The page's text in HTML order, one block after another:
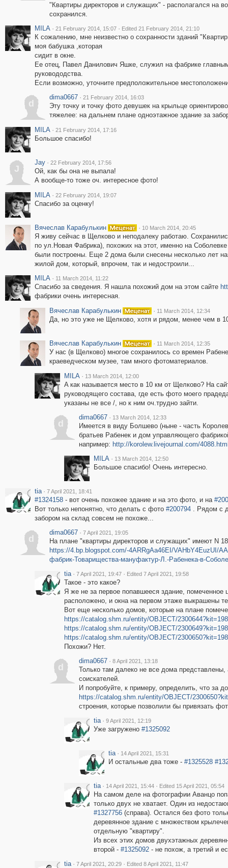
"Квартиры директоров и служащих" - располагался на
сохранился.
MILA · 21 February 2014, 15:07 · Edited 21 February 2014, 21:10
К сожалению, мне неизвестно о сохранности зданий
моя бабушка ,которая
сидит в окне.
Ее отец, Павел Данилович Яшке, служил на фабрике
руковододства.
Если возможно, уточните предположительное
d
dima0667 · 21 February 2014, 16:03
Эту точку и точку фото девушек на крыльце
тяжелее: на дальнем плане одноэтажное здание за
MILA · 21 February 2014, 17:16
Большое спасибо!
J
Jay · 22 February 2014, 17:56
Ой, как бы она не выпала!
А вообще-то тоже оч. интересное фото!
MILA · 22 February 2014, 19:07
Спасибо за оценку!
Вячеслав Карабулькин · 10 March 2014, 20:45
Я живу сейчас в Щелково и неподалеку работаю.
по ул.Новая Фабрика), похожих на этот, именно на
были построены. Еще 2 дома были снесены несколько лет
жилой дом, который, впрочем, так и недостроили...
MILA · 11 March 2014, 11:22
Спасибо за сведения. Я нашла похожий дом на этом сайте
фабрики очень интересная.
Вячеслав Карабулькин
· 11 March 2014, 12:34
Да, но это уже не Щелково, хотя и рядом, менее чем в
Вячеслав Карабулькин · 11 March 2014, 12:35
У нас (в Щелково) многое сохранилось со времен
краеведческом музее, там много фотоматериалов.
MILA · 13 March 2014, 12:00
A как называется место в 10 км от Щелково? На
руководящего состава, где есть фото моего
указаны не все /, но к ним оч.трудно зайти.
d
dima0667 · 13 March 2014, 12:33
Имеется в виду Болшево (ныне - часть
братьев Рабенек и дом управляющего
например: http://korolew.livejournal.com/
MILA · 13 March 2014, 12:50
Большое спасибо! Очень интересно.
tia · 7 April 2021, 18:41
#1324158- вот очень похожее здание и на это фото, и на
Вот только непонятно, что делать с фото #200794. Рядом с
забором на склад совсем не похоже...
d
dima0667 · 7 April 2021, 19:05
На плане "квартиры директоров и служащих" имеют N
https://4.bp.blogspot.com/-4ARRgAa46EI/VAHbY4EuzUI/
фабрик-Товарищества-мануфактур-Л.-Рабенека-в-
tia · 7 April 2021, 19:47 · Edited 7 April 2021, 19:58
Такое - это какое?
Я же не за первое попавшееся здание,
расположено, и окна на первом этаже выкрашены
Вот еще несколько домов, которые на плане
https://catalog.shm.ru/entity/OBJECT/
https://catalog.shm.ru/entity/OBJECT/
https://catalog.shm.ru/entity/OBJECT/
Похожи? Нет.
d
dima0667 · 8 April 2021, 13:18
Только там далеко не все дома
соискателей.
И попробуйте, к примеру, определить, что за
https://catalog.shm.ru/entity/OBJECT/
строения, которые позволили бы привязать
tia · 9 April 2021, 12:19
Уже загружено #1325092
tia · 14 April 2021, 15:31
И остальные два тоже - #1325528
tia · 14 April 2021, 15:44 · Edited 15 April 2021, 05:54
На самом деле на фотографии Аванцо
только двух не хватает. Один из
#1327756(справа). Остался без фото
деревянное здание с множеством
отдельную "квартиру".
Из всех этих домов двухэтажных
второй - #1325092- не похож, а третий и
tia · 7 April 2021, 20:29 · Edited 8 April 2021, 11:47